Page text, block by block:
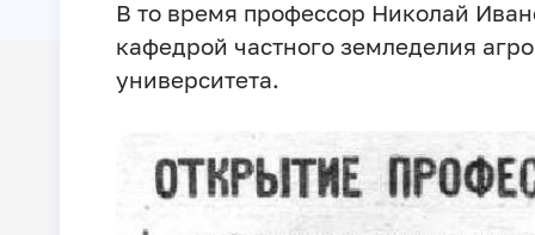
В то время профессор Николай
кафедрой частного земледелия
университета.